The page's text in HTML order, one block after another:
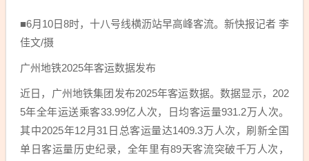
■6月10日8时，十八号线横沥站早高峰客流。新快报记者 李
佳文/摄
广州地铁2025年客运数据发布
近日，广州地铁集团发布2025年客运数据。数据显示，202
5年全年运送乘客33.99亿人次，日均客运量931.2万人次。
其中2025年12月31日总客运量达1409.3万人次，刷新全国
单日客运量历史纪录，全年里有89天客流突破千万人次，